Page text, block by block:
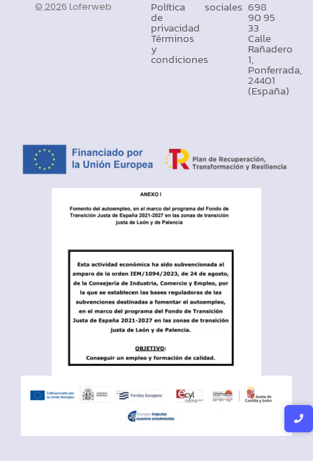
© 2026 Loferweb Política
de
privacidad
Términos
y
condiciones
sociales 698
90 95
33
Calle
Rañadero
1,
Ponferrada,
24401
(España)